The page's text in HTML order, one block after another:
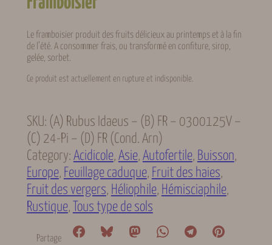
Le framboisier produit des fruits délicieux au printemps et à la fin
de l’été. A consommer frais, ou transformé en confiture, sirop,
gelée, sorbet.
Ce produit est actuellement en rupture et indisponible.
SKU: (A) Rubus Idaeus – (B) FR – 0300125V –
(C) 24-Pi – (D) FR (cond. Arn)
Category: Acidicole, Asie, Autofertile, Buisson
Europe, Feuillage caduque, Fruit des haies
Fruit des vergers, Héliophile, Hémisciaphile
Rustique, Tous type de sols
Partage